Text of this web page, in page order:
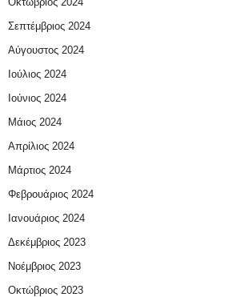
Σεπτέμβριος 2024
Αύγουστος 2024
Ιούλιος 2024
Ιούνιος 2024
Μάιος 2024
Απρίλιος 2024
Μάρτιος 2024
Φεβρουάριος 2024
Ιανουάριος 2024
Δεκέμβριος 2023
Νοέμβριος 2023
Οκτώβριος 2023